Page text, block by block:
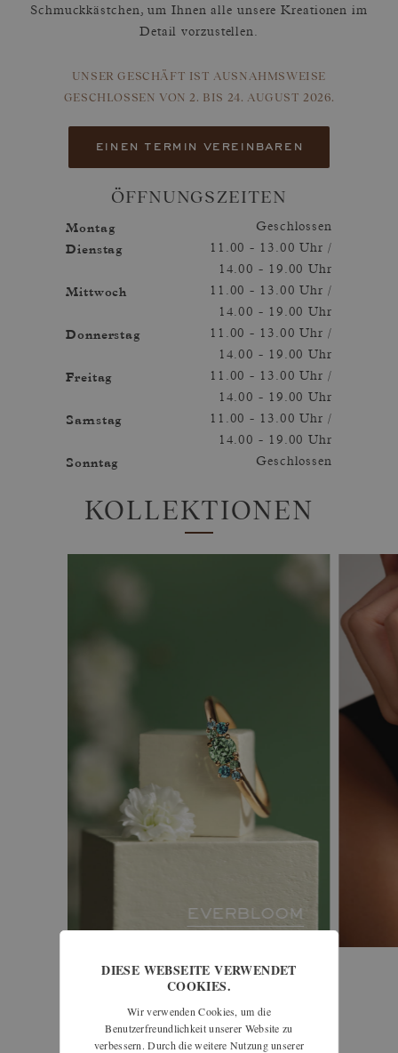
Schmuckkästchen, um Ihnen alle unsere Kreationen im
Detail vorzustellen.
UNSER GESCHÄFT IST AUSNAHMSWEISE
GESCHLOSSEN VON 2. BIS 24. AUGUST 2026.
einen termin vereinbaren
ÖFFNUNGSZEITEN
Montag Geschlossen
Dienstag
11.00 - 13.00 Uhr /
14.00 - 19.00 Uhr
Mittwoch
11.00 - 13.00 Uhr /
14.00 - 19.00 Uhr
Donnerstag
11.00 - 13.00 Uhr /
14.00 - 19.00 Uhr
Freitag
11.00 - 13.00 Uhr /
14.00 - 19.00 Uhr
Samstag
11.00 - 13.00 Uhr /
14.00 - 19.00 Uhr
Sonntag Geschlossen
KOLLEKTIONEN
EVERBLOOM
alle kollektionen ansehen
DIESE WEBSEITE VERWENDET
COOKIES.
Wir verwenden Cookies, um die
Benutzerfreundlichkeit unserer Website zu
verbessern. Durch die weitere Nutzung unserer